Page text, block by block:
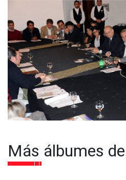
Más álbumes